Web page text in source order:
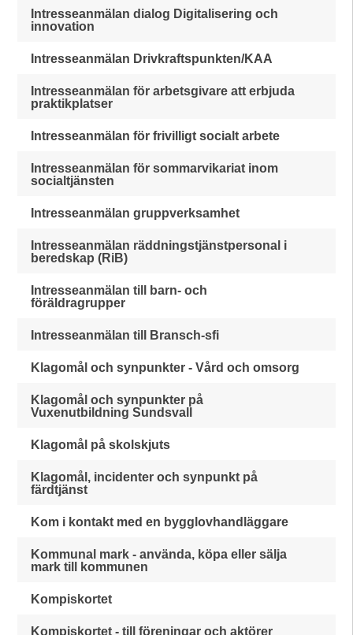
Intresseanmälan dialog Digitalisering och
innovation
Intresseanmälan Drivkraftspunkten/KAA
Intresseanmälan för arbetsgivare att erbjuda
praktikplatser
Intresseanmälan för frivilligt socialt arbete
Intresseanmälan för sommarvikariat inom
socialtjänsten
Intresseanmälan gruppverksamhet
Intresseanmälan räddningstjänstpersonal i
beredskap (RiB)
Intresseanmälan till barn- och
föräldragrupper
Intresseanmälan till Bransch-sfi
Klagomål och synpunkter - Vård och omsorg
Klagomål och synpunkter på
Vuxenutbildning Sundsvall
Klagomål på skolskjuts
Klagomål, incidenter och synpunkt på
färdtjänst
Kom i kontakt med en bygglovhandläggare
Kommunal mark - använda, köpa eller sälja
mark till kommunen
Kompiskortet
Kompiskortet - till föreningar och aktörer